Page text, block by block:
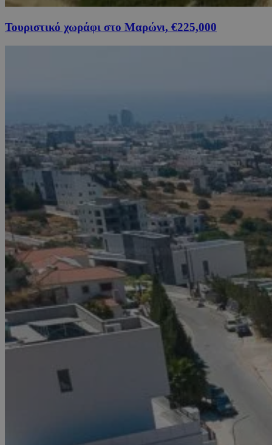
Τουριστικό χωράφι στο Μαρώνι, €225,000